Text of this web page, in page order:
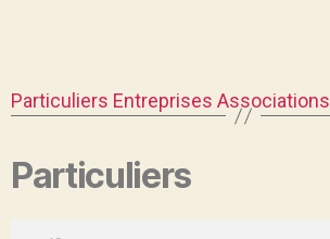
Particuliers Entreprises Associations
Particuliers